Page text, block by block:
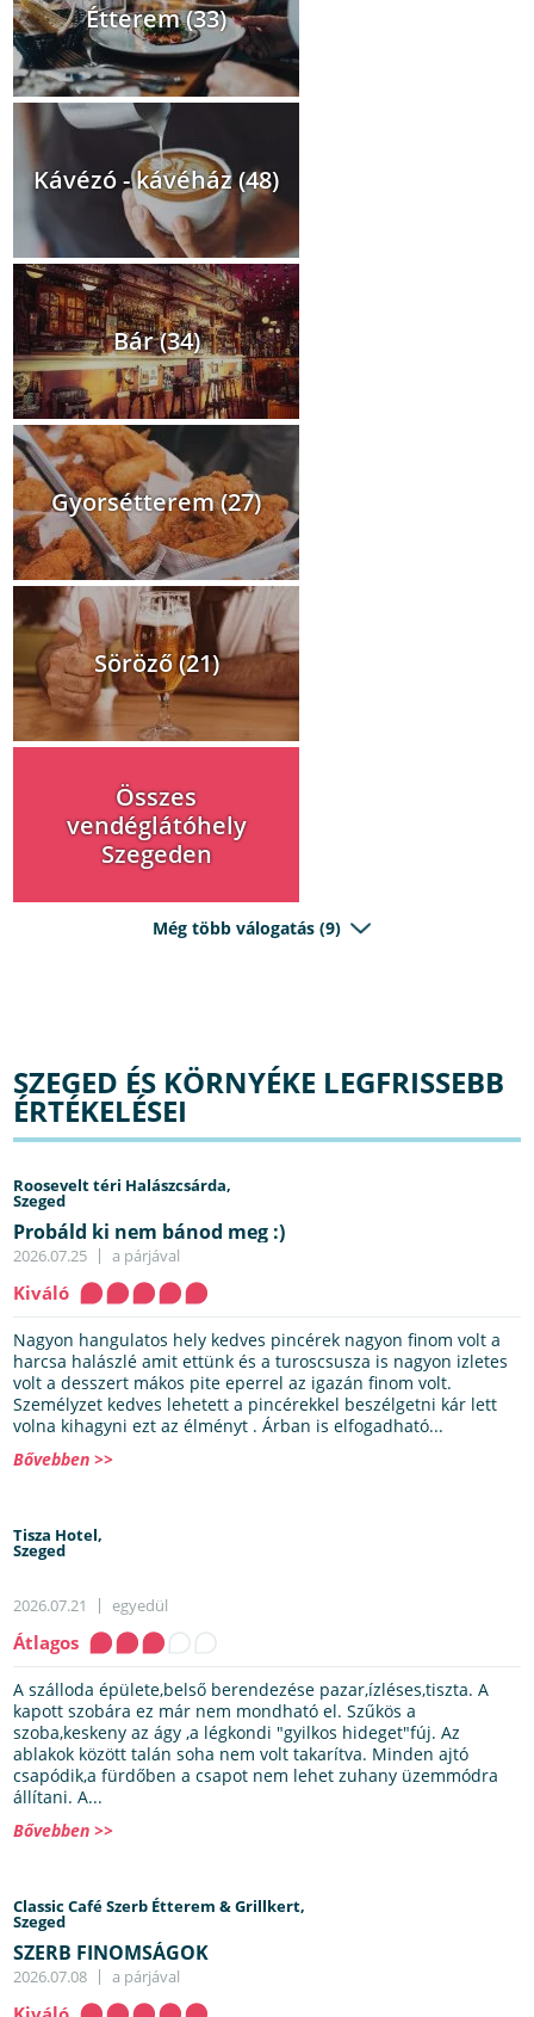
Étterem (33)
Kávézó - kávéház (48)
Bár (34)
Gyorsétterem (27)
Söröző (21)
Összes
vendéglátóhely
Szegeden
Még több válogatás (9)
SZEGED ÉS KÖRNYÉKE LEGFRISSEBB
ÉRTÉKELÉSEI
Roosevelt téri Halászcsárda,
Szeged
Probáld ki nem bánod meg :)
2026.07.25 a párjával
Kiváló
Nagyon hangulatos hely kedves pincérek nagyon finom volt a
harcsa halászlé amit ettünk és a turoscsusza is nagyon izletes
volt a desszert mákos pite eperrel az igazán finom volt.
Személyzet kedves lehetett a pincérekkel beszélgetni kár lett
volna kihagyni ezt az élményt . Árban is elfogadható...
Bővebben >>
Tisza Hotel,
Szeged
2026.07.21 egyedül
Átlagos
A szálloda épülete,belső berendezése pazar,ízléses,tiszta. A
kapott szobára ez már nem mondható el. Szűkös a
szoba,keskeny az ágy ,a légkondi "gyilkos hideget"fúj. Az
ablakok között talán soha nem volt takarítva. Minden ajtó
csapódik,a fürdőben a csapot nem lehet zuhany üzemmódra
állítani. A...
Bővebben >>
Classic Café Szerb Étterem & Grillkert,
Szeged
SZERB FINOMSÁGOK
2026.07.08 a párjával